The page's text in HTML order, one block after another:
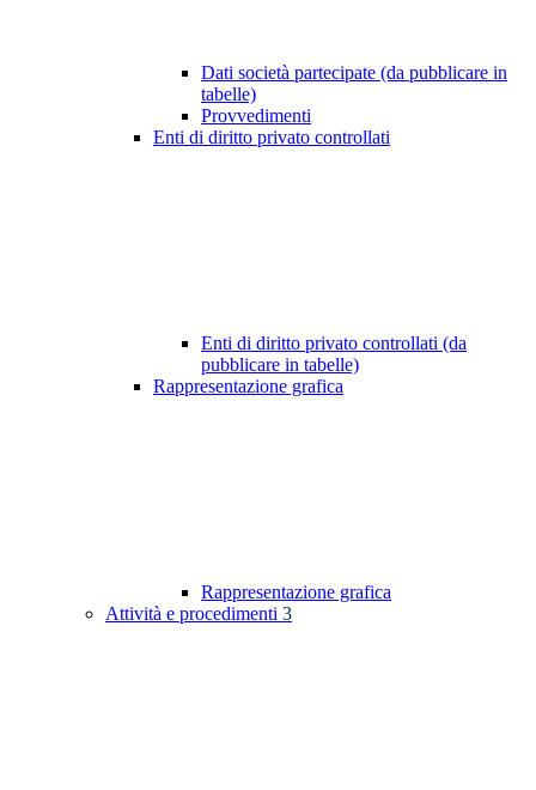
Dati società partecipate (da pubblicare in
tabelle)
Provvedimenti
Enti di diritto privato controllati
Enti di diritto privato controllati (da
pubblicare in tabelle)
Rappresentazione grafica
Rappresentazione grafica
Attività e procedimenti 3